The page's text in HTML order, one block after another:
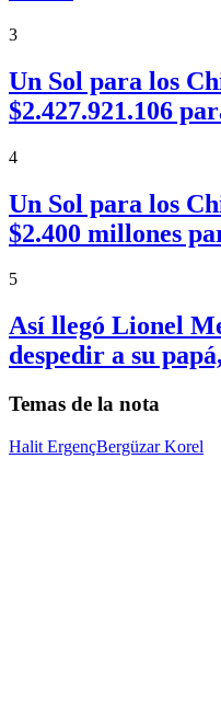
3
Un Sol para los
$2.427.921.106
4
Un Sol para los
$2.400 millones
5
Así llegó Lionel
despedir a su
Temas de la nota
Halit ErgençBergüzar Korel